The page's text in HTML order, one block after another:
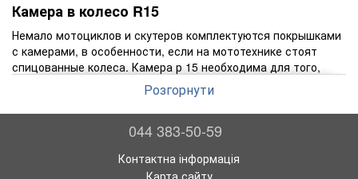
Камера в колесо R15
Немало мотоциклов и скутеров комплектуются покрышками
с камерами, в особенности, если на мототехнике стоят
спицованные колеса. Камера р 15 необходима для того,
чтобы добиться герметичности между мотошиной и
диском. Качество камеры имеет огромное значение –
именно она во многом отвечает за безопасность и
управляемость при езде на байке, особенно, если это
Камера R 15 - особенности
Розгорнути
044 383-50-59
Контактна інформація